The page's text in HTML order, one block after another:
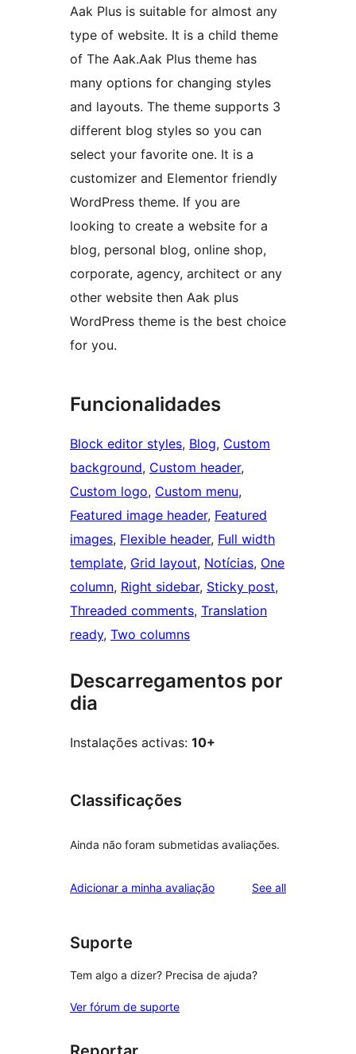
Aak Plus is suitable for almost any
type of website. It is a child theme
of The Aak.Aak Plus theme has
many options for changing styles
and layouts. The theme supports 3
different blog styles so you can
select your favorite one. It is a
customizer and Elementor friendly
WordPress theme. If you are
looking to create a website for a
blog, personal blog, online shop,
corporate, agency, architect or any
other website then Aak plus
WordPress theme is the best choice
for you.
Funcionalidades
Block editor styles, Blog, Custom
background, Custom header
Custom logo, Custom menu
Featured image header, Featured
images, Flexible header, Full width
template, Grid layout, Notícias, One
column, Right sidebar, Sticky post
Threaded comments, Translation
ready, Two columns
Descarregamentos por
dia
Instalações activas: 10+
Classificações
Ainda não foram submetidas avaliações.
Adicionar a minha avaliação See allreviews
Suporte
Tem algo a dizer? Precisa de ajuda?
Ver fórum de suporte